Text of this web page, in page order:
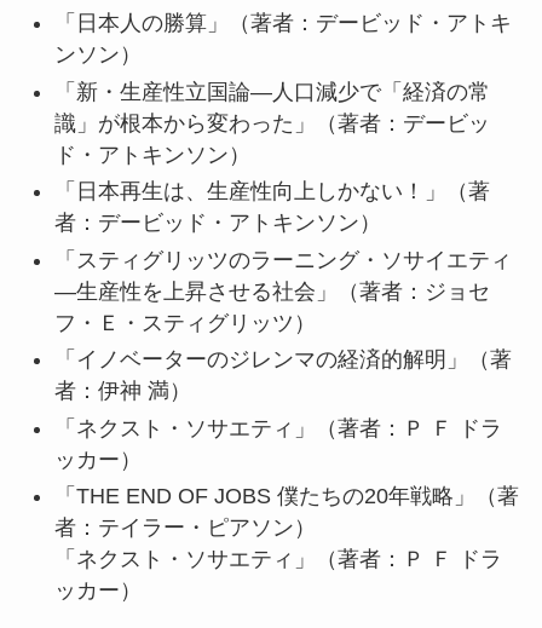
「日本人の勝算」（著者：デービッド・アトキ
ンソン）
「新・生産性立国論―人口減少で「経済の常
識」が根本から変わった」（著者：デービッ
ド・アトキンソン）
「日本再生は、生産性向上しかない！」（著
者：デービッド・アトキンソン）
「スティグリッツのラーニング・ソサイエティ
―生産性を上昇させる社会」（著者：ジョセ
フ・Ｅ・スティグリッツ）
「イノベーターのジレンマの経済的解明」（著
者：伊神 満）
「ネクスト・ソサエティ」（著者：Ｐ Ｆ ドラ
ッカー）
「THE END OF JOBS 僕たちの20年戦略」（著
者：テイラー・ピアソン）
「ネクスト・ソサエティ」（著者：Ｐ Ｆ ドラ
ッカー）